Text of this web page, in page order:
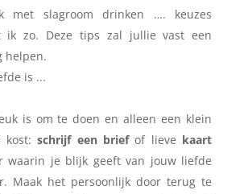
met slagroom drinken …. keuzes
ik zo. Deze tips zal jullie vast een
helpen.
is om te doen en alleen een klein
kost:schrijf een briefof lieve kaart
waarin je blijk geeft van jouw liefde
Maak het persoonlijk door terug te